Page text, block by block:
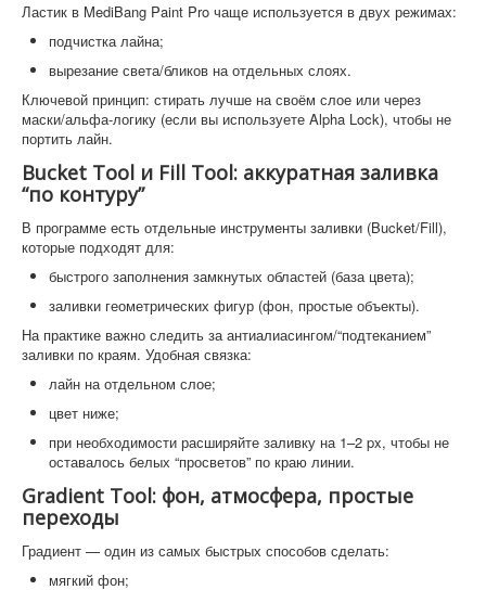
Ластик в MediBang Paint Pro чаще используется в двух режимах:
подчистка лайна;
вырезание света/бликов на отдельных слоях.
Ключевой принцип: стирать лучше на своём слое или через
маски/альфа-логику (если вы используете Alpha Lock), чтобы не
портить лайн.
Bucket Tool и Fill Tool: аккуратная заливка
“по контуру”
В программе есть отдельные инструменты заливки (Bucket/Fill),
которые подходят для:
быстрого заполнения замкнутых областей (база цвета);
заливки геометрических фигур (фон, простые объекты).
На практике важно следить за антиалиасингом/“подтеканием”
заливки по краям. Удобная связка:
лайн на отдельном слое;
цвет ниже;
при необходимости расширяйте заливку на 1–2 px, чтобы не
оставалось белых “просветов” по краю линии.
Gradient Tool: фон, атмосфера, простые
переходы
Градиент — один из самых быстрых способов сделать:
мягкий фон;